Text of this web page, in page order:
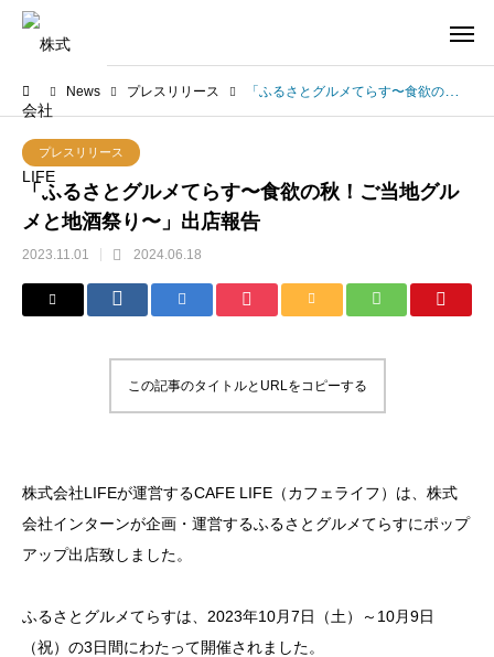
News プレスリリース 「ふるさとグルメてらす〜食欲の秋！ご当地グルメと地酒祭り〜」出店報告
プレスリリース
「ふるさとグルメてらす〜食欲の秋！ご当地グル
メと地酒祭り〜」出店報告
2023.11.01 2024.06.18
この記事のタイトルとURLをコピーする
株式会社LIFEが運営するCAFE LIFE（カフェライフ）は、株式
会社インターンが企画・運営するふるさとグルメてらすにポップ
アップ出店致しました。
ふるさとグルメてらすは、2023年10月7日（土）～10月9日
（祝）の3日間にわたって開催されました。